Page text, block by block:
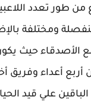
طور تعدد
ومختلفة
الأصدقاء حيث
أعداء وفريق
علي قيد